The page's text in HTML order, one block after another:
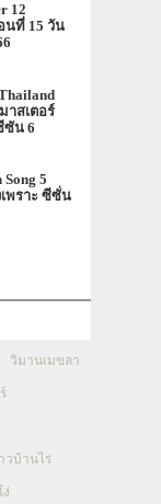
12
นที่ 15 วัน
าสเตอร์
ซัน 6
Song 5
พราะ ซีซั่น
วิมานเมขลา
วบ้านไร่